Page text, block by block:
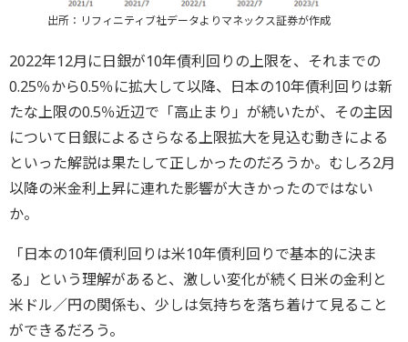
出所：リフィニティブ社データよりマネックス証券が作成
2022年12月に日銀が10年債利回りの上限を、それまでの
0.25％から0.5％に拡大して以降、日本の10年債利回りは新
たな上限の0.5％近辺で「高止まり」が続いたが、その主因
について日銀によるさらなる上限拡大を見込む動きによる
といった解説は果たして正しかったのだろうか。むしろ2月
以降の米金利上昇に連れた影響が大きかったのではない
か。
「日本の10年債利回りは米10年債利回りで基本的に決ま
る」という理解があると、激しい変化が続く日米の金利と
米ドル／円の関係も、少しは気持ちを落ち着けて見ること
ができるだろう。